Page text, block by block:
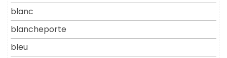
blanc
blancheporte
bleu